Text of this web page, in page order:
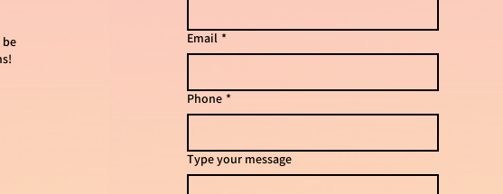
Email *
Phone *
Type your message